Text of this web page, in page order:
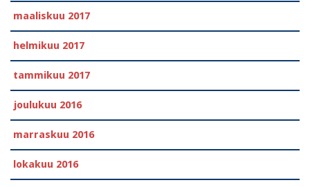
maaliskuu 2017
helmikuu 2017
tammikuu 2017
joulukuu 2016
marraskuu 2016
lokakuu 2016